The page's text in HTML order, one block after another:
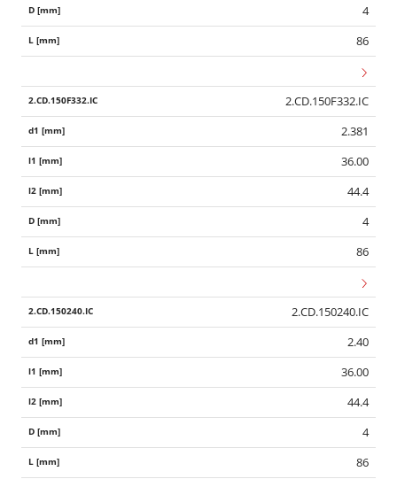
4
86
2.CD.150F332.IC
2.381
36.00
44.4
4
86
2.CD.150240.IC
2.40
36.00
44.4
4
86